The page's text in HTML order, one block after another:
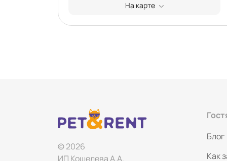
На карте
© 2026
ИП Кошелева А.А.
Блог
Как